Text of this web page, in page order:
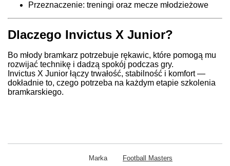
Przeznaczenie: treningi oraz mecze młodzieżowe
Dlaczego Invictus X Junior?
Bo młody bramkarz potrzebuje rękawic, które pomogą mu
rozwijać technikę i dadzą spokój podczas gry.
Invictus X Junior łączy trwałość, stabilność i komfort —
dokładnie to, czego potrzeba na każdym etapie szkolenia
bramkarskiego.
Marka Football Masters